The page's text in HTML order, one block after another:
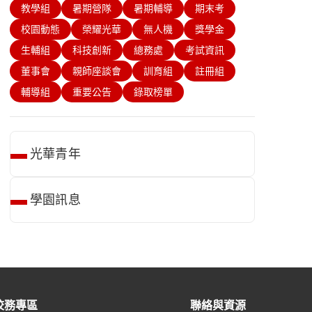
教學組 暑期營隊 暑期輔導
期末考
校園動態
榮耀光華 無人機
獎學金
生輔組
科技創新 總務處
考試資訊
董事會
親師座談會 訓育組
註冊組
輔導組
重要公告 錄取榜單
光華青年
學園訊息
務專區 聯絡與資源